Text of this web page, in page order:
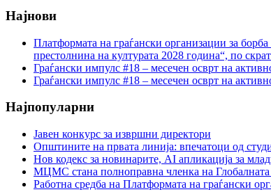
Најнови
Платформата на граѓански организации за
престолнина на културата 2028 година“, по
Граѓански импулс #18 – месечен осврт на
Граѓански импулс #18 – месечен осврт на
Најпопуларни
Јавен конкурс за извршни директори
Општините на првата линија: впечатоци од
Нов кодекс за новинарите, AI апликација за
МЦМС стана полноправна членка на
Работна средба на Платформата на граѓански